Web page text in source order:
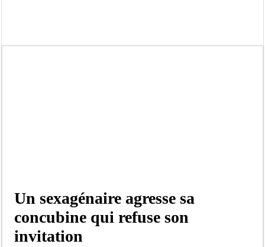
Un sexagénaire agresse sa
concubine qui refuse son
invitation